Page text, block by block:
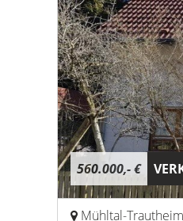
560.000,- €
Mühltal-Trautheim